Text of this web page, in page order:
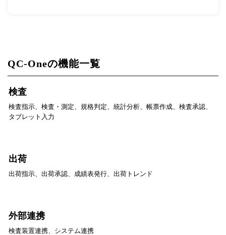
QC-Oneの機能一覧
検査
検査指示、検査・測定、規格判定、統計分析、帳票作成、検査承認、
タブレット入力
出荷
出荷指示、出荷承認、成績表発行、出荷トレンド
外部連携
検査装置連携、システム連携